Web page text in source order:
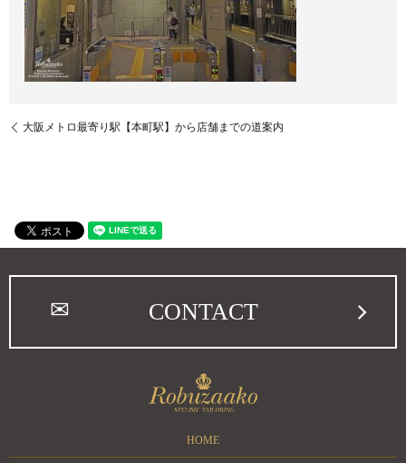
大阪メトロ最寄り駅【本町駅】から店舗までの道案内
CONTACT
HOME